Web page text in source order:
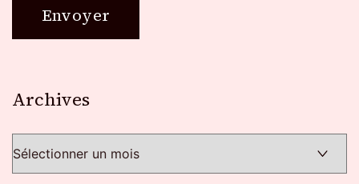
Archives